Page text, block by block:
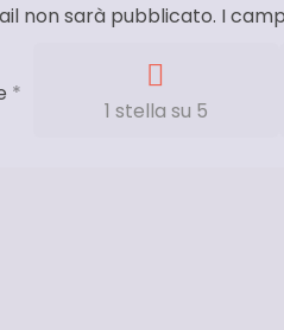
non sarà pubblicato. I
*
1 stella su 5